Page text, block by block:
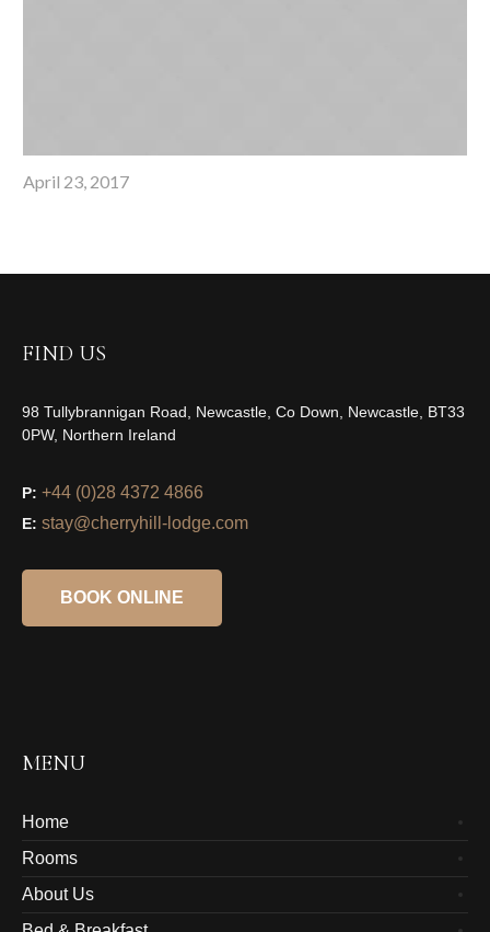
April 23, 2017
FIND US
98 Tullybrannigan Road, Newcastle, Co Down, Newcastle, BT33
0PW, Northern Ireland
P: +44 (0)28 4372 4866
E: stay@cherryhill-lodge.com
BOOK ONLINE
MENU
Home
Rooms
About Us